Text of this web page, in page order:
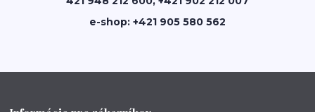
e-shop: +421 905 580 562